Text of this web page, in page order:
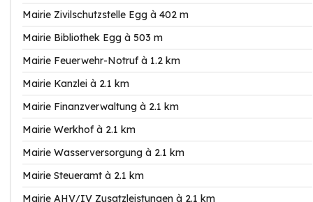
Mairie Zivilschutzstelle Egg à 402 m
Mairie Bibliothek Egg à 503 m
Mairie Feuerwehr-Notruf à 1.2 km
Mairie Kanzlei à 2.1 km
Mairie Finanzverwaltung à 2.1 km
Mairie Werkhof à 2.1 km
Mairie Wasserversorgung à 2.1 km
Mairie Steueramt à 2.1 km
Mairie AHV/IV Zusatzleistungen à 2.1 km